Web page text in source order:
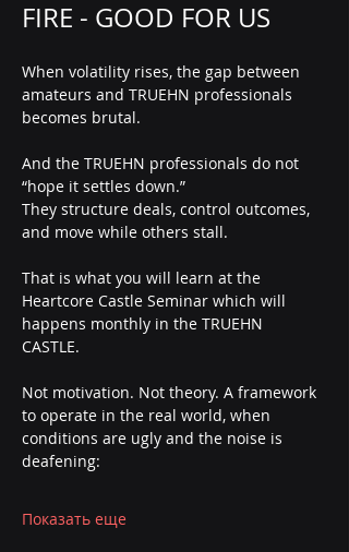
FIRE - GOOD FOR US
When volatility rises, the gap between
amateurs and TRUEHN professionals
becomes brutal.
And the TRUEHN professionals do not
“hope it settles down.”
They structure deals, control outcomes,
and move while others stall.
That is what you will learn at the
Heartcore Castle Seminar which will
happens monthly in the TRUEHN
CASTLE.
Not motivation. Not theory. A framework
to operate in the real world, when
conditions are ugly and the noise is
deafening:
Показать еще